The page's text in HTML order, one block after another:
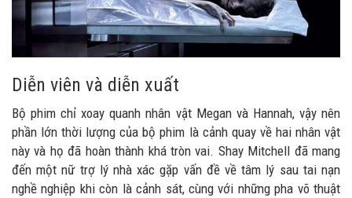
Diễn viên và diễn xuất
Bộ phim chỉ xoay quanh nhân vật Megan và Hannah, vậy nên
phần lớn thời lượng của bộ phim là cảnh quay về hai nhân vật
này và họ đã hoàn thành khá tròn vai. Shay Mitchell đã mang
đến một nữ trợ lý nhà xác gặp vấn đề về tâm lý sau tai nạn
nghề nghiệp khi còn là cảnh sát, cùng với những pha võ thuật